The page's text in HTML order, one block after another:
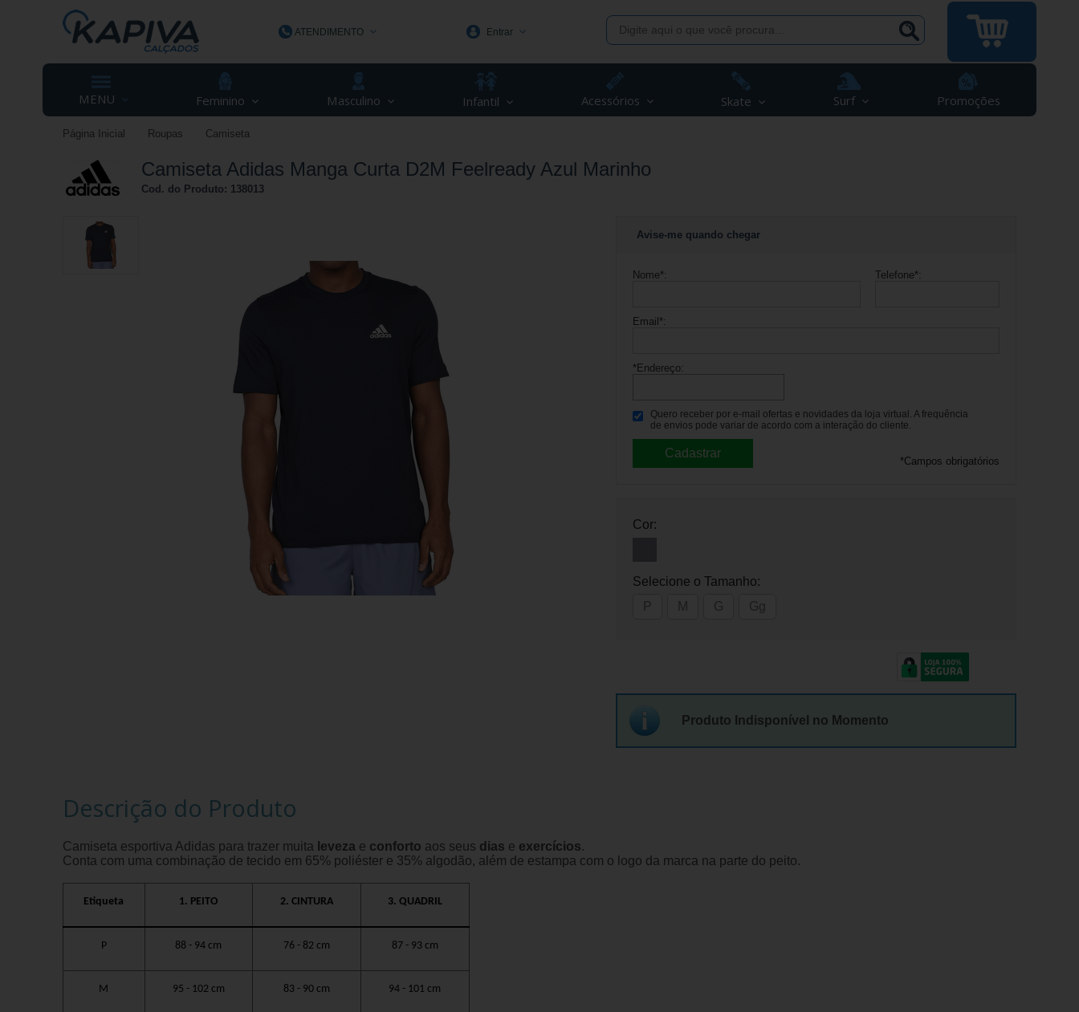
ATENDIMENTO
(48) 3623-1991
Entrar
MENU Feminino Masculino Infantil Acessórios Skate Surf Promoções
Página Inicial Roupas Camiseta
Camiseta Adidas Manga Curta D2M Feelready Azul Marinho
Cod. do Produto: 138013
Avise-me quando chegar
Nome*: Telefone*:
Email *:
*Endereço:
Quero receber por e-mail ofertas e novidades da loja virtual. A frequência
de envios pode variar de acordo com a interação do cliente.
*Campos obrigatórios
Cor:
Selecione o Tamanho:
P
M G Gg
Produto Indisponível no Momento
Descrição do Produto
Camiseta esportiva Adidas para trazer muita leveza e conforto aos seus dias e exercícios.
Conta com uma combinação de tecido em 65% poliéster e 35% algodão, além de estampa com o logo da marca na parte do peito.
Etiqueta 1. PEITO 2. CINTURA 3. QUADRIL
P 88 - 94 cm 76 - 82 cm 87 - 93 cm
M 95 - 102 cm 83 - 90 cm 94 - 101 cm